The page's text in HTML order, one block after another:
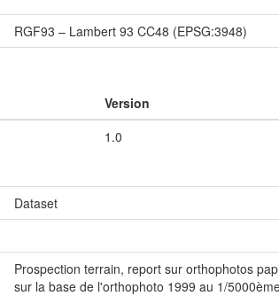
RGF93 – Lambert 93 CC48 (EPSG:3948)
Version
1.0
Dataset
Prospection terrain, report sur orthophotos
sur la base de l'orthophoto 1999 au 1/